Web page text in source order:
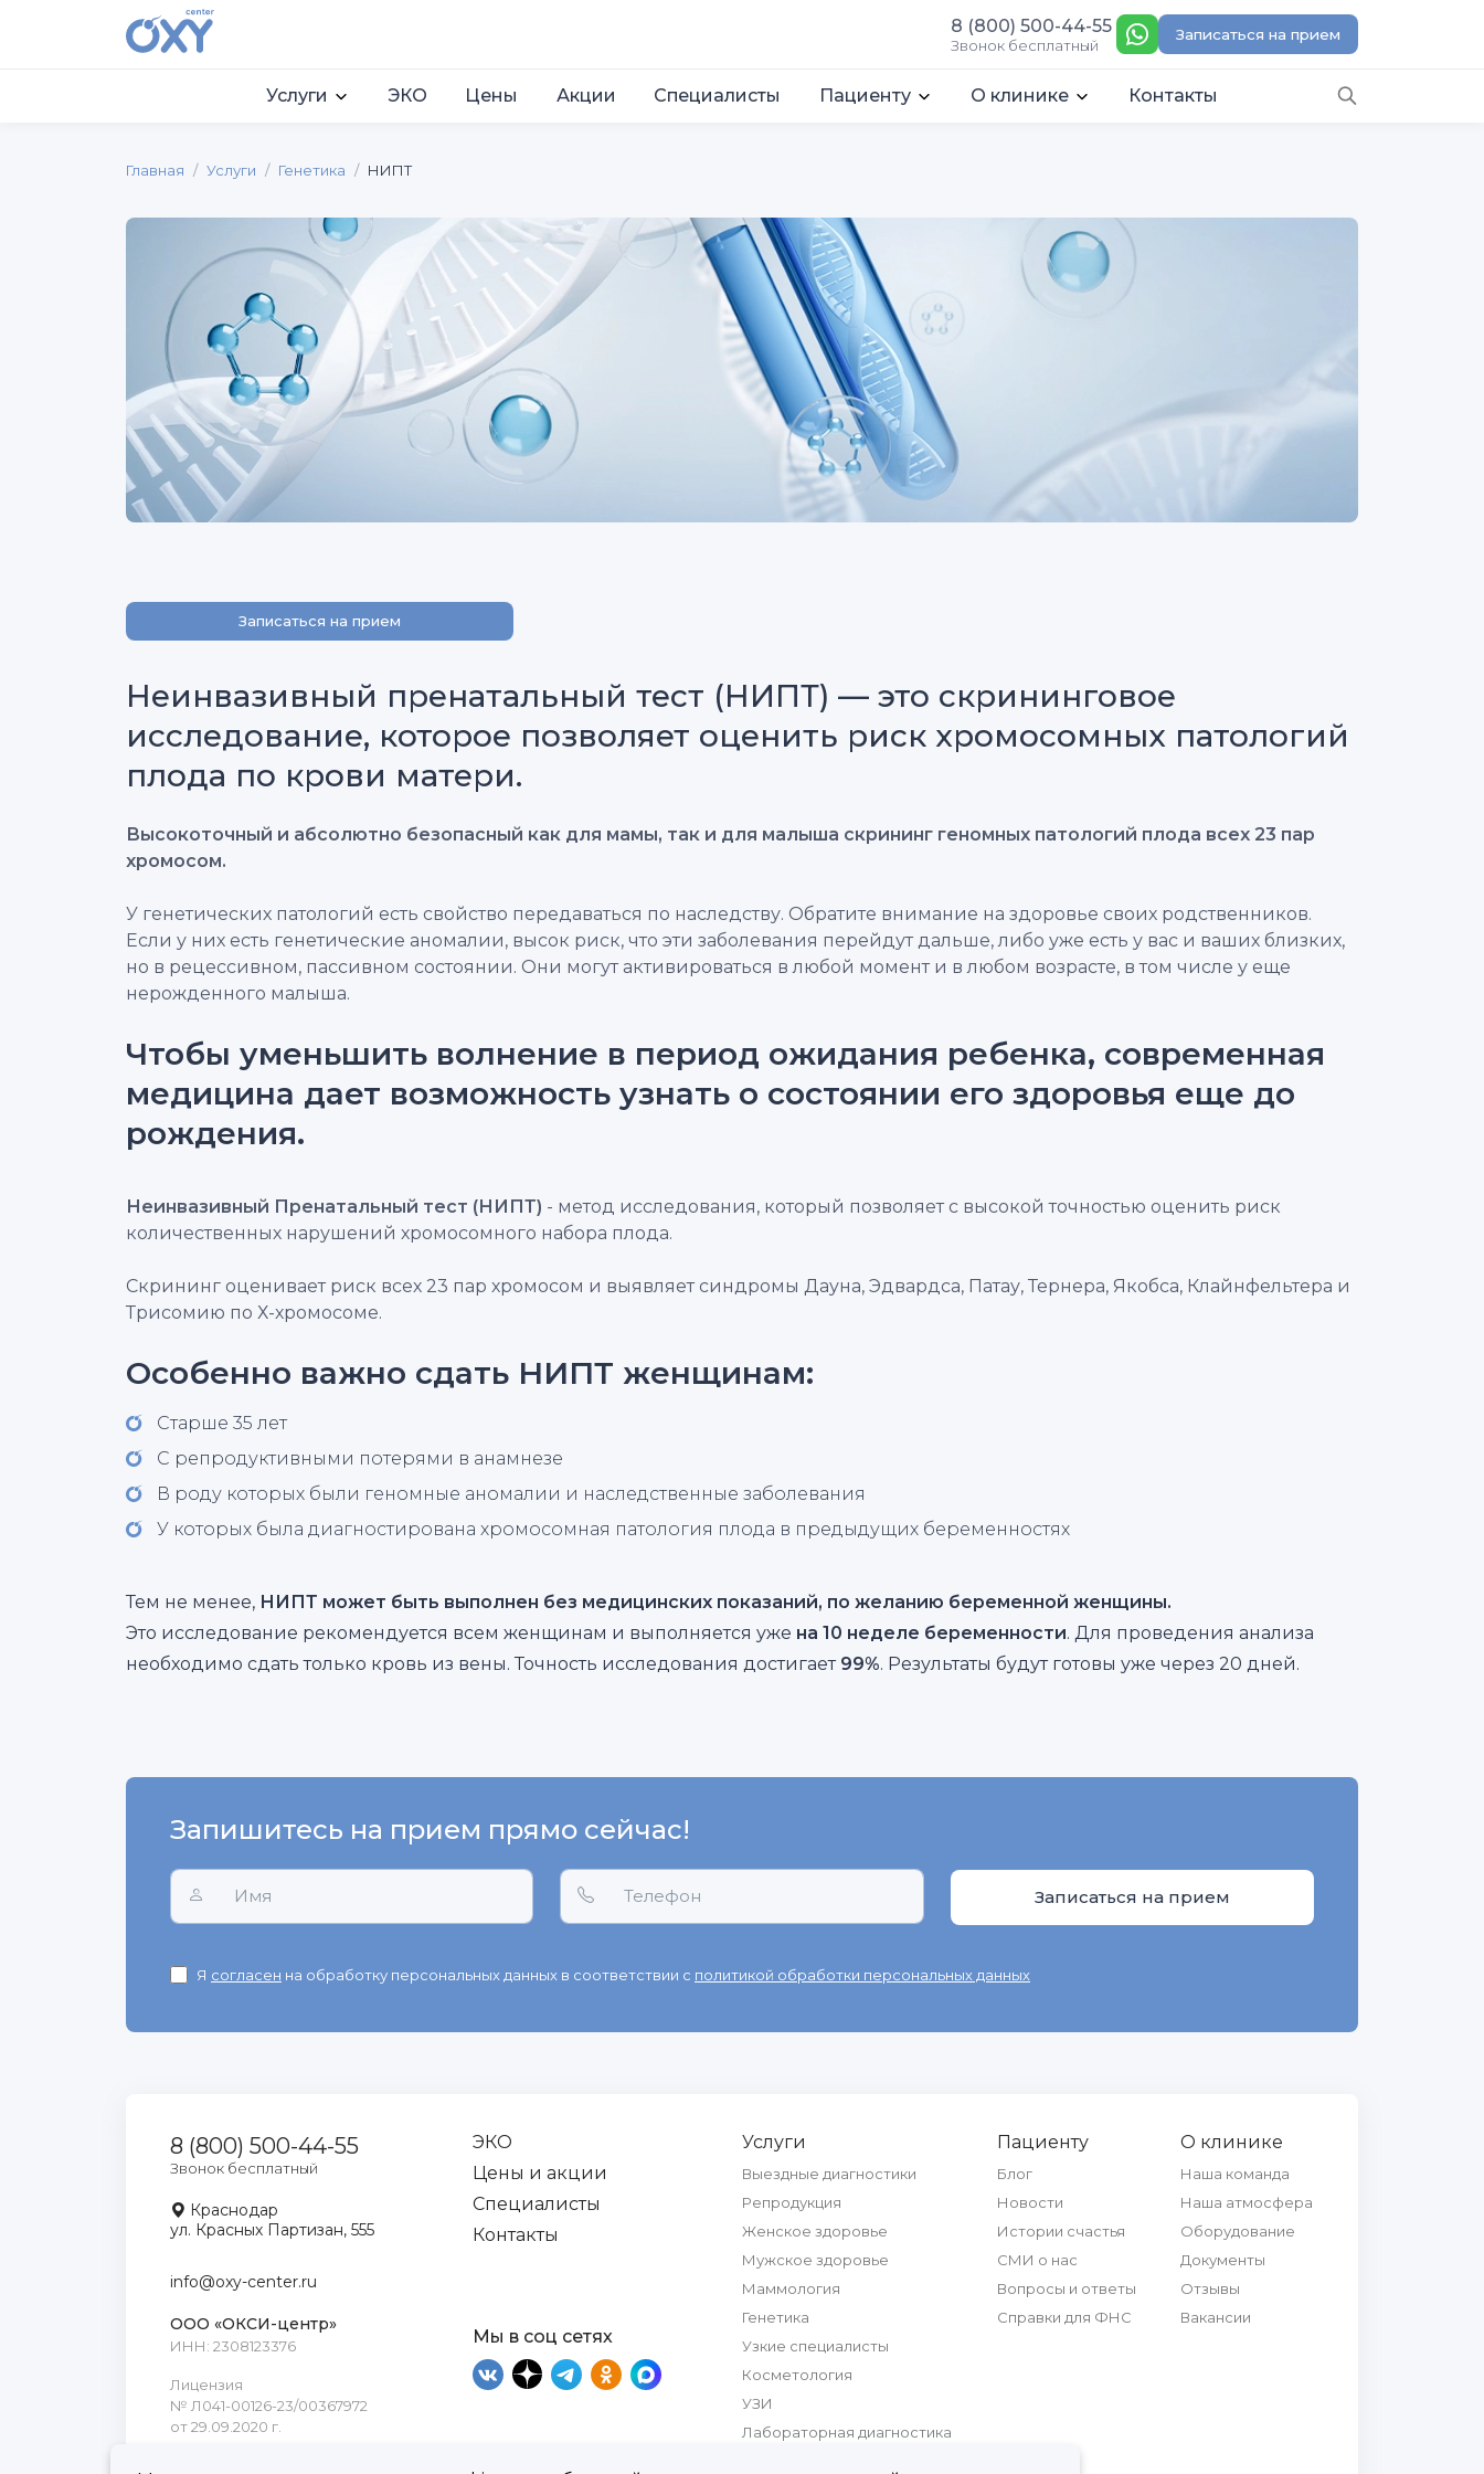
8 (800) 500-44-55
Звонок бесплатный
Записаться на прием
Услуги ЭКО Цены Акции Специалисты Пациенту О клинике Контакты
Главная Услуги Генетика НИПТ
Записаться на прием
Неинвазивный пренатальный тест (НИПТ) — это скрининговое
исследование, которое позволяет оценить риск хромосомных патологий
плода по крови матери.
Высокоточный и абсолютно безопасный как для мамы, так и для малыша скрининг геномных патологий плода всех 23 пар
хромосом.
У генетических патологий есть свойство передаваться по наследству. Обратите внимание на здоровье своих родственников.
Если у них есть генетические аномалии, высок риск, что эти заболевания перейдут дальше, либо уже есть у вас и ваших близких,
но в рецессивном, пассивном состоянии. Они могут активироваться в любой момент и в любом возрасте, в том числе у еще
нерожденного малыша.
Чтобы уменьшить волнение в период ожидания ребенка, современная
медицина дает возможность узнать о состоянии его здоровья еще до
рождения.
Неинвазивный Пренатальный тест (НИПТ) - метод исследования, который позволяет с высокой точностью оценить риск
количественных нарушений хромосомного набора плода.
Скрининг оценивает риск всех 23 пар хромосом и выявляет синдромы Дауна, Эдвардса, Патау, Тернера, Якобса, Клайнфельтера и
Трисомию по Х-хромосоме.
Особенно важно сдать НИПТ женщинам:
Старше 35 лет
С репродуктивными потерями в анамнезе
В роду которых были геномные аномалии и наследственные заболевания
У которых была диагностирована хромосомная патология плода в предыдущих беременностях
Тем не менее, НИПТ может быть выполнен без медицинских показаний, по желанию беременной женщины.
Это исследование рекомендуется всем женщинам и выполняется уже на 10 неделе беременности. Для проведения анализа
необходимо сдать только кровь из вены. Точность исследования достигает 99%. Результаты будут готовы уже через 20 дней.
Запишитесь на прием прямо сейчас!
Я согласен на обработку персональных данных в соответствии с политикой обработки персональных данных
8 (800) 500-44-55
Звонок бесплатный
Краснодар
ул. Красных Партизан, 555
info@oxy-center.ru
ООО «ОКСИ-центр»
ИНН: 2308123376
Лицензия
№ Л041-00126-23/00367972
от 29.09.2020 г.
ЭКО
Цены и акции
Специалисты
Контакты
Мы в соц сетях
Услуги
Выездные диагностики
Репродукция
Женское здоровье
Мужское здоровье
Маммология
Генетика
Узкие специалисты
Косметология
УЗИ
Лабораторная диагностика
Пациенту
Блог
Новости
Истории счастья
СМИ о нас
Вопросы и ответы
Справки для ФНС
О клинике
Наша команда
Наша атмосфера
Оборудование
Документы
Отзывы
Вакансии